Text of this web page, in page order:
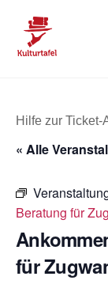
content
Hilfe zur Ticket-
« Alle
Beratung für
für